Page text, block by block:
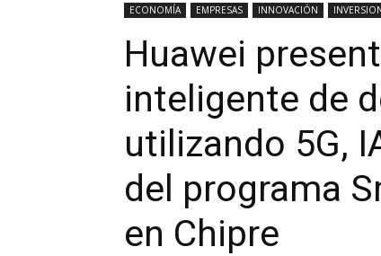
ECONOMÍA EMPRESAS INNOVACIÓN
Huawei
inteligente de
utilizando 5G,
del programa
en Chipre